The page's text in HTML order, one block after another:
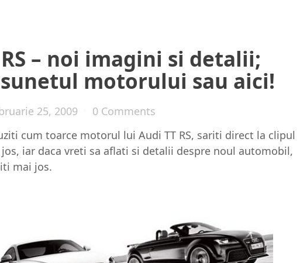
– noi imagini si detalii;
motorului sau aici!
25, 2009
0 Comments
cum toarce motorul lui Audi TT RS, sariti direct la clipul
jos, iar daca vreti sa aflati si detalii despre noul automobil,
mai jos.